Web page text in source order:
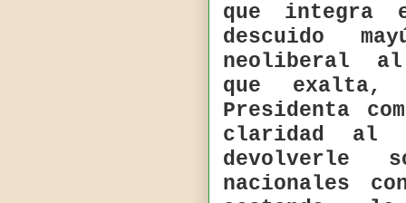
que integra
descuido
neoliberal al
que exalta,
Presidenta
claridad al
devolverle
nacionales